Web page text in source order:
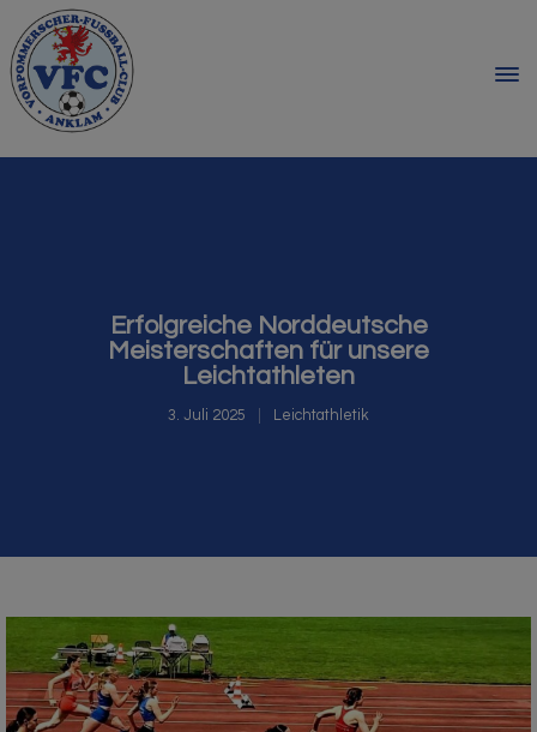
Erfolgreiche Norddeutsche
Meisterschaften für unsere
Leichtathleten
3. Juli 2025 Leichtathletik